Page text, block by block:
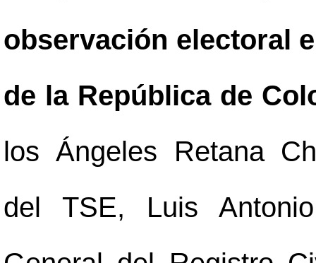
observación electoral
de la República de
los Ángeles Retana
del TSE, Luis